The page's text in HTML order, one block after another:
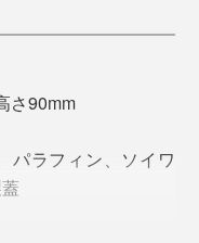
の約40時間
2カ月間と長期間楽し
でくつろぐ、心温ま
さ90mm
パラフィン、ソイワ